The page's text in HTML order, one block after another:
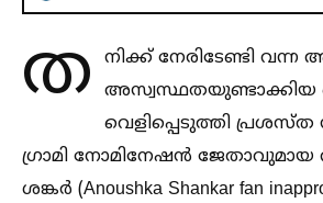
ത
നിക്ക് നേരിടേണ്ടി വന്ന
അസ്വസ്ഥതയുണ്ടാക്കിയ
വെളിപ്പെടുത്തി പ്രശസ്ത
ഗ്രാമി നോമിനേഷൻ
ശങ്കർ (Anoushka Shankar fan